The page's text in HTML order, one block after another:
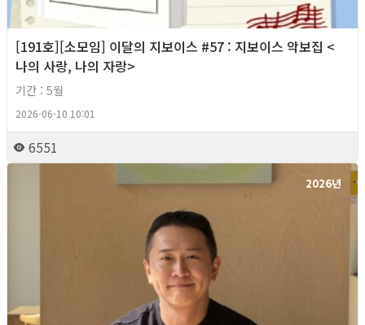
[191호][소모임] 이달의 지보이스 #57 : 지보이스 악보집 <
나의 사랑, 나의 자랑>
기간 : 5월
2026-06-10 10:01
6551
2026년